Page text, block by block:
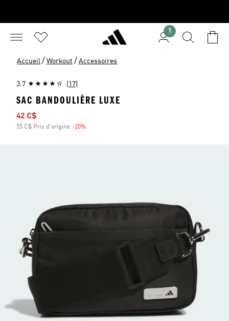
1
Accueil / Workout / Accessoires
3.7 (17)
SAC BANDOULIÈRE LUXE
Prix soldé
42 C$
55 C$ Prix d'origine -20%